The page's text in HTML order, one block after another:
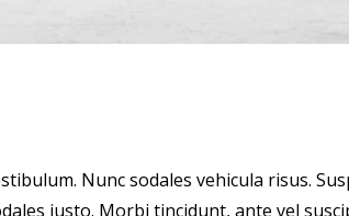
Nunc sodales vehicula risus.
justo. Morbi tincidunt, ante vel